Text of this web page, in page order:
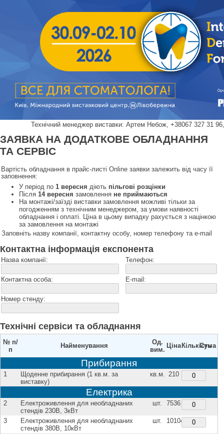
Технічний менеджер виставки: Артем Небож, +38067 327 31
ЗАЯВКА НА ДОДАТКОВЕ ОБЛАДНАННЯ
ТА СЕРВІС
Вартість обладнання в прайс-листі Online заявки залежить від часу її
заповнення:
У період по1 вересня діють пільгові розцінки
Після14 вересня замовлення не приймаються
На монтажі/заїзді виставки замовлення можливі тільки за
погодженням з технічним менеджером, за умови наявності
обладнання і оплаті. Ціна в цьому випадку рахується з націнкою
за замовлення на монтажі
Заповніть назву компанії, контактну особу, номер телефону та e-mail
Контактна інформація експонента
Назва компанії:
Контактна особа:
Номер стенду:
Телефон:
E-mail:
Технічні сервіси та обладнання
№ п/
п
Найменування
Од.
вим.
Ціна Кількість
Сума
Прибирання
1
Щоденне прибирання (1 кв.м. за
виставку)
кв.м. 210
Електрика
2
Електроживлення для необладнаних
стендів 230В, 3кВт
шт. 7536
3
Електроживлення для необладнаних
стендів 380В, 10кВт
шт. 10104